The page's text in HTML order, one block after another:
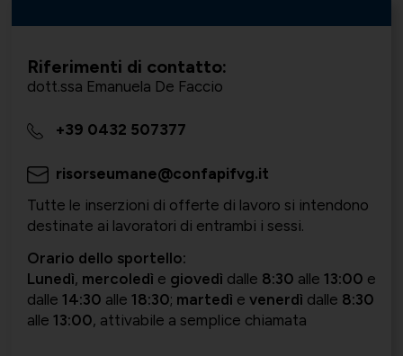
Riferimenti di contatto:
dott.ssa Emanuela De Faccio
+39 0432 507377
risorseumane@confapifvg.it
Tutte le inserzioni di offerte di lavoro si intendono
destinate ai lavoratori di entrambi i sessi.
Orario dello sportello:
Lunedì, mercoledì e giovedì dalle 8:30 alle 13:00 e
dalle 14:30 alle 18:30; martedì e venerdì dalle 8:30
alle 13:00, attivabile a semplice chiamata
Gruppo Giovani
Altre partecipazioni societarie
UNIONCHIMICA
Unimatica
Formazione finanziata e risorse
Lavoro e relazioni industriali